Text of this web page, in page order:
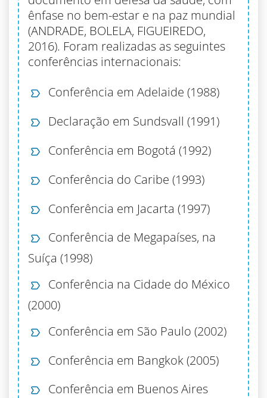
ênfase no bem-estar e na paz mundial
(ANDRADE, BOLELA, FIGUEIREDO,
2016). Foram realizadas as seguintes
conferências internacionais:
Conferência em Adelaide (1988)
Declaração em Sundsvall (1991)
Conferência em Bogotá (1992)
Conferência do Caribe (1993)
Conferência em Jacarta (1997)
Conferência de Megapaíses, na
Suíça (1998)
Conferência na Cidade do México
(2000)
Conferência em São Paulo (2002)
Conferência em Bangkok (2005)
Conferência em Buenos Aires